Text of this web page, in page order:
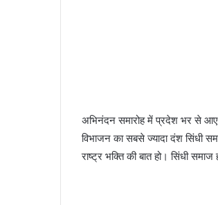
अभिनंदन समारोह में प्रदेश भर से आए
विभाजन का सबसे ज्यादा दंश सिंधी
राष्ट्र भक्ति की बात हो। सिंधी